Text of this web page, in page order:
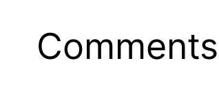
Comments